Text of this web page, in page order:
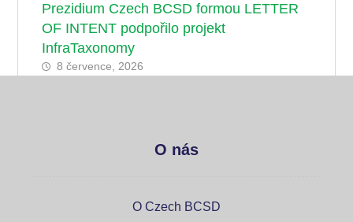
Prezidium Czech BCSD formou LETTER
OF INTENT podpořilo projekt
InfraTaxonomy
8 července, 2026
O nás
O Czech BCSD